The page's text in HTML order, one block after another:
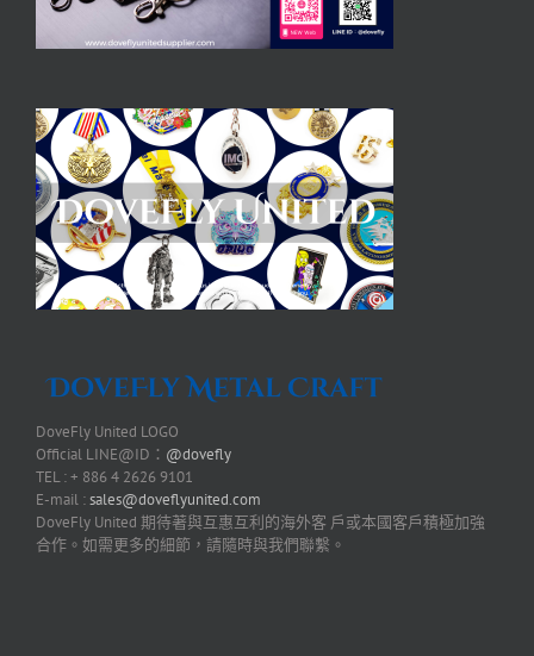
DoveFly United LOGO
Official LINE@ID： @dovefly
TEL : + 886 4 2626 9101
E-mail :sales@doveflyunited.com
DoveFly United 期待著與互惠互利的海外客 戶或本國客戶積極加強
合作。如需更多的細節，請隨時與我們聯繫。